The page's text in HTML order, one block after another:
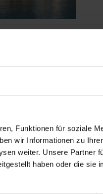
Funktionen für soziale
wir Informationen zu
weiter. Unsere Partner
haben oder die sie